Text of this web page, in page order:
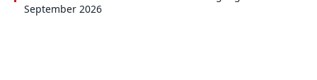
September 2026